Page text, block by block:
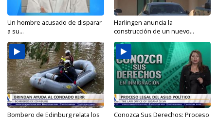
Un hombre acusado de disparar
a su...
Harlingen anuncia la
construcción de un nuevo...
Bombero de Edinburg relata los
Conozca Sus Derechos: Proceso